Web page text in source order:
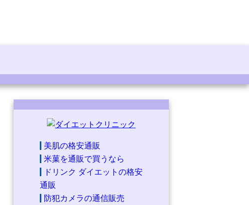
美肌の格安通販
米菓を通販で買うなら
ドリンク ダイエットの格安
通販
防犯カメラの通信販売